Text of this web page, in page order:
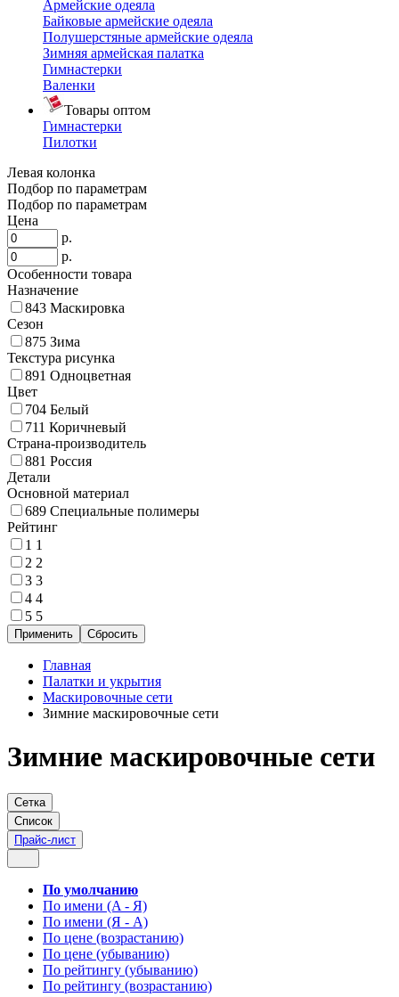
Армейские одеяла
Байковые армейские одеяла
Полушерстяные армейские одеяла
Зимняя армейская палатка
Гимнастерки
Валенки
Товары оптом
Гимнастерки
Пилотки
Левая колонка
Подбор по параметрам
Подбор по параметрам
Цена
р.
р.
Особенности товара
Назначение
843 Маскировка
Сезон
875 Зима
Текстура рисунка
891 Одноцветная
Цвет
704 Белый
711 Коричневый
Страна-производитель
881 Россия
Детали
Основной материал
689 Специальные полимеры
Рейтинг
1 1
2 2
3 3
4 4
5 5
Главная
Палатки и укрытия
Маскировочные сети
Зимние маскировочные сети
Зимние маскировочные сети
Сетка
Список
Прайс-лист
По умолчанию
По имени (A - Я)
По имени (Я - A)
По цене (возрастанию)
По цене (убыванию)
По рейтингу (убыванию)
По рейтингу (возрастанию)